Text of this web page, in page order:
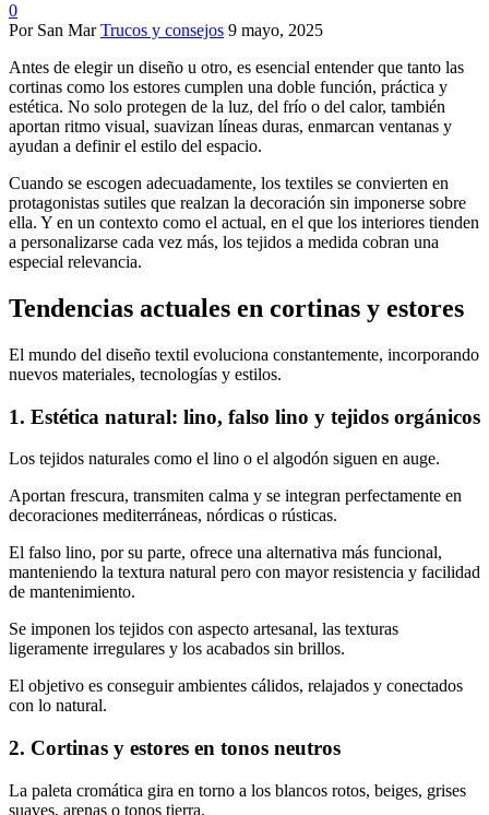
0
Por San Mar Trucos y consejos 9 mayo, 2025
Antes de elegir un diseño u otro, es esencial entender que tanto las
cortinas como los estores cumplen una doble función, práctica y
estética. No solo protegen de la luz, del frío o del calor, también
aportan ritmo visual, suavizan líneas duras, enmarcan ventanas y
ayudan a definir el estilo del espacio.
Cuando se escogen adecuadamente, los textiles se convierten en
protagonistas sutiles que realzan la decoración sin imponerse sobre
ella. Y en un contexto como el actual, en el que los interiores tienden
a personalizarse cada vez más, los tejidos a medida cobran una
especial relevancia.
Tendencias actuales en cortinas y estores
El mundo del diseño textil evoluciona constantemente, incorporando
nuevos materiales, tecnologías y estilos.
1. Estética natural: lino, falso lino y tejidos orgánicos
Los tejidos naturales como el lino o el algodón siguen en auge.
Aportan frescura, transmiten calma y se integran perfectamente en
decoraciones mediterráneas, nórdicas o rústicas.
El falso lino, por su parte, ofrece una alternativa más funcional,
manteniendo la textura natural pero con mayor resistencia y facilidad
de mantenimiento.
Se imponen los tejidos con aspecto artesanal, las texturas
ligeramente irregulares y los acabados sin brillos.
El objetivo es conseguir ambientes cálidos, relajados y conectados
con lo natural.
2. Cortinas y estores en tonos neutros
La paleta cromática gira en torno a los blancos rotos, beiges, grises
suaves, arenas o tonos tierra.